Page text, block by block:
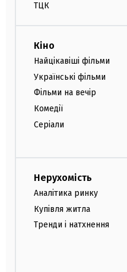
ТЦК
Кіно
Найцікавіші фільми
Українські фільми
Фільми на вечір
Комедії
Серіали
Нерухомість
Аналітика ринку
Купівля житла
Тренди і натхнення